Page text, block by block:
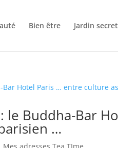
Bien être Jardin secret
le Buddha-Bar
…